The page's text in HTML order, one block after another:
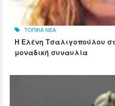
ΤΟΠΙΚΑ ΝΕΑ
Η Ελένη Τσαλιγοπούλου
μοναδική συναυλία